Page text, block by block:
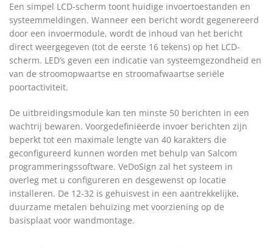
Een simpel LCD-scherm toont huidige invoertoestanden en
systeemmeldingen. Wanneer een bericht wordt gegenereerd
door een invoermodule, wordt de inhoud van het bericht
direct weergegeven (tot de eerste 16 tekens) op het LCD-
scherm. LED’s geven een indicatie van systeemgezondheid en
van de stroomopwaartse en stroomafwaartse seriële
poortactiviteit.
De uitbreidingsmodule kan ten minste 50 berichten in een
wachtrij bewaren. Voorgedefiniëerde invoer berichten zijn
beperkt tot een maximale lengte van 40 karakters die
geconfigureerd kunnen worden met behulp van Salcom
programmeringssoftware. VeDoSign zal het systeem in
overleg met u configureren en desgewenst op locatie
installeren. De 12-32 is gehuisvest in een aantrekkelijke,
duurzame metalen behuizing met voorziening op de
basisplaat voor wandmontage.